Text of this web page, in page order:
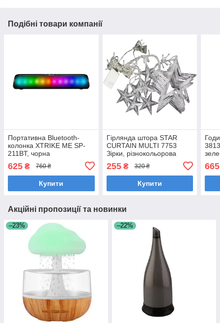
Подібні товари компанії
Портативна Bluetooth-
колонка XTRIKE ME SP-
211BT, чорна
625 ₴ 760 ₴
Купити
Гірлянда штора STAR
CURTAIN MULTI 7753
Зірки, різнокольорова
255₴ 320 ₴
Купити
665
Акційні пропозиції та новинки
–23% –22%